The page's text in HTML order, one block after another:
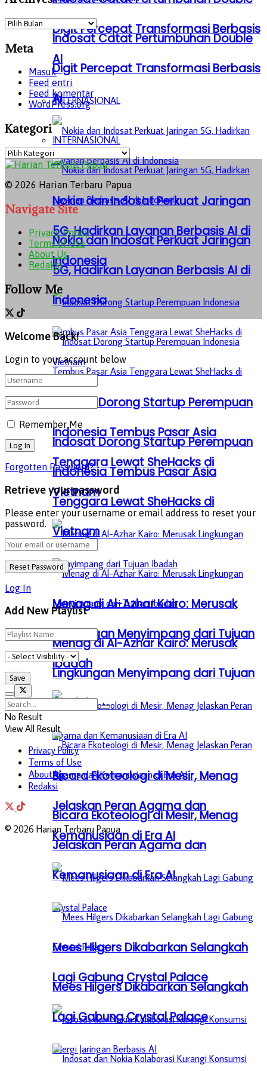
Digit Percepat Transformasi Berbasis
AI
INTERNASIONAL
Nokia dan Indosat Perkuat Jaringan
5G, Hadirkan Layanan Berbasis AI di
Indonesia
Indosat Dorong Startup Perempuan
Indonesia Tembus Pasar Asia
Tenggara Lewat SheHacks di
Vietnam
Menag di Al-Azhar Kairo: Merusak
Lingkungan Menyimpang dari Tujuan
Ibadah
Bicara Ekoteologi di Mesir, Menag
Jelaskan Peran Agama dan
Kemanusiaan di Era AI
Mees Hilgers Dikabarkan Selangkah
Lagi Gabung Crystal Palace
Indosat Catat Pertumbuhan Double
Digit Percepat Transformasi Berbasis
AI
INTERNASIONAL
Nokia dan Indosat Perkuat Jaringan
5G, Hadirkan Layanan Berbasis AI di
Indonesia
Indosat Dorong Startup Perempuan
Indonesia Tembus Pasar Asia
Tenggara Lewat SheHacks di
Vietnam
Menag di Al-Azhar Kairo: Merusak
Lingkungan Menyimpang dari Tujuan
Ibadah
Bicara Ekoteologi di Mesir, Menag
Jelaskan Peran Agama dan
Kemanusiaan di Era AI
Mees Hilgers Dikabarkan Selangkah
Lagi Gabung Crystal Palace
Archives
Meta
Masuk
Feed entri
Feed komentar
WordPress.org
Kategori
Kategori
© 2026 Harian Terbaru Papua
Navigate Site
Privacy Policy
Terms of Use
About Us
Redaksi
Follow Me
Welcome Back!
Login to your account below
Remember Me
Forgotten Password?
Retrieve your password
Please enter your username or email address to reset your
password.
Log In
Add New Playlist
No Result
View All Result
Privacy Policy
Terms of Use
About Us
Redaksi
© 2026 Harian Terbaru Papua